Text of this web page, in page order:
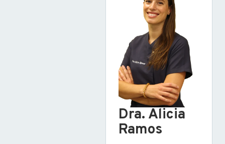
Dra. Alicia
Ramos